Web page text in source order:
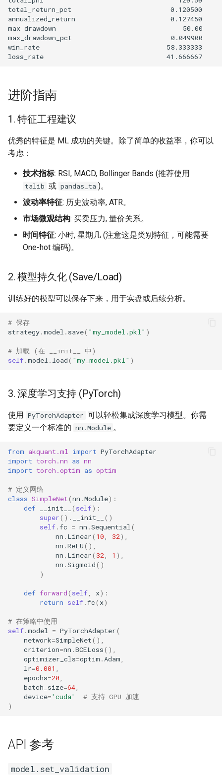
进阶指南
1. 特征工程建议
优秀的特征是 ML 成功的关键。除了简单的收益率，你可以
考虑：
技术指标: RSI, MACD, Bollinger Bands (推荐使用
talib 或 pandas_ta )。
波动率特征: 历史波动率, ATR。
市场微观结构: 买卖压力, 量价关系。
时间特征: 小时, 星期几 (注意这是类别特征，可能需要
One-hot 编码)。
2. 模型持久化 (Save/Load)
训练好的模型可以保存下来，用于实盘或后续分析。
# 保存
strategy.model . save( "my_model.pkl" )
# 加载 (在 __init__ 中)
self.model . load( "my_model.pkl" )
3. 深度学习支持 (PyTorch)
使用 PyTorchAdapter 可以轻松集成深度学习模型。你需
要定义一个标准的 nn.Module 。
from akquant.ml import PyTorchAdapter
import torch.nn as nn
import torch.optim as optim
# 定义网络
class SimpleNet(nn .Module):
def
__init__ ( self):
super() . __init__
()
self.fc = nn .Sequential (
nn . Linear( 10 32),
nn .ReLU(),
nn . Linear( 32 1 ),
nn .Sigmoid()
)
def forward( self x):
return self.fc( x)
# 在策略中使用
self.model = PyTorchAdapter(
network=SimpleNet(),
criterion=nn .BCELoss(),
optimizer_cls=optim . Adam
lr=0.001
epochs=20
batch_size=64
device='cuda'
# 支持 GPU 加速
)
API 参考
model.set_validation